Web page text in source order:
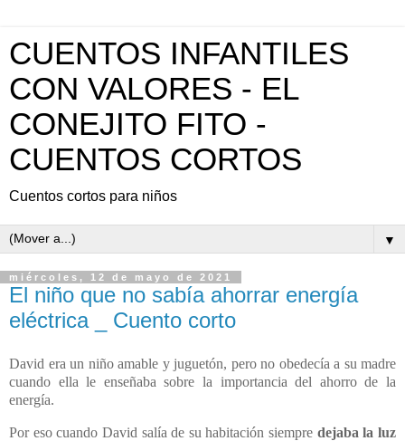
CUENTOS INFANTILES
CON VALORES - EL
CONEJITO FITO -
CUENTOS CORTOS
Cuentos cortos para niños
▼
miércoles, 12 de mayo de 2021
El niño que no sabía ahorrar energía
eléctrica _ Cuento corto
David era un niño amable y juguetón, pero no obedecía a su madre
cuando ella le enseñaba sobre la importancia del ahorro de la
energía.
Por eso cuando David salía de su habitación siempre dejaba la luz